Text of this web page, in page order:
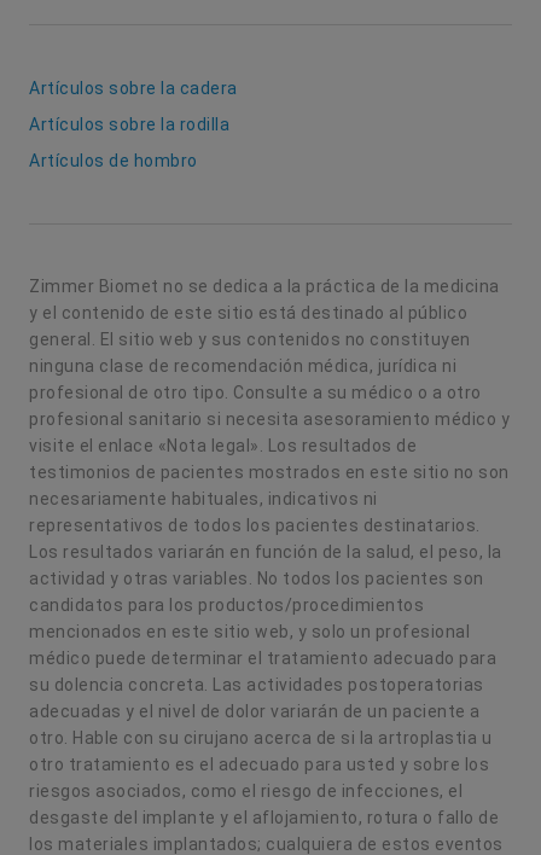
Artículos sobre la cadera
Artículos sobre la rodilla
Artículos de hombro
Zimmer Biomet no se dedica a la práctica de la medicina
y el contenido de este sitio está destinado al público
general. El sitio web y sus contenidos no constituyen
ninguna clase de recomendación médica, jurídica ni
profesional de otro tipo. Consulte a su médico o a otro
profesional sanitario si necesita asesoramiento médico y
visite el enlace «Nota legal». Los resultados de
testimonios de pacientes mostrados en este sitio no son
necesariamente habituales, indicativos ni
representativos de todos los pacientes destinatarios.
Los resultados variarán en función de la salud, el peso, la
actividad y otras variables. No todos los pacientes son
candidatos para los productos/procedimientos
mencionados en este sitio web, y solo un profesional
médico puede determinar el tratamiento adecuado para
su dolencia concreta. Las actividades postoperatorias
adecuadas y el nivel de dolor variarán de un paciente a
otro. Hable con su cirujano acerca de si la artroplastia u
otro tratamiento es el adecuado para usted y sobre los
riesgos asociados, como el riesgo de infecciones, el
desgaste del implante y el aflojamiento, rotura o fallo de
los materiales implantados; cualquiera de estos eventos